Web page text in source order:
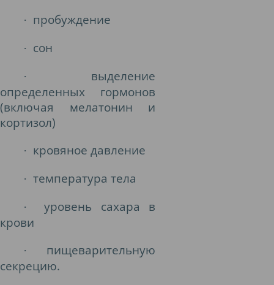
· пробуждение
· сон
·
выделение
определенных гормонов
(включая мелатонин и
кортизол)
· кровяное давление
· температура тела
·
уровень сахара в
крови
·
пищеварительную
секрецию.